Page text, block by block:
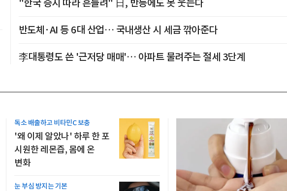
"한국 증시 따라 흔들려" 日, 반등에도 못 웃는다
반도체·AI 등 6대 산업… 국내생산 시 세금 깎아준다
李대통령도 쓴 '근저당 매매'… 아파트 물려주는 절세 3단계
독소 배출하고 비타민C 보충
'왜 이제 알았나' 하루 한 포
시원한 레몬즙, 몸에 온
변화
눈 부심 방지는 기본